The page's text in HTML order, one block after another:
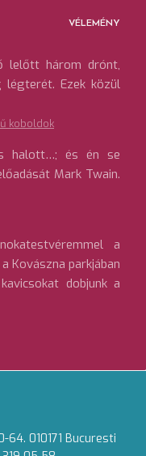
VÉLEMÉNY
lelőtt három drónt,
Ezek közül
koboldok
halott…; és én se
Mark Twain.
a
Kovászna parkjában
dobjunk a
010171 Bucuresti